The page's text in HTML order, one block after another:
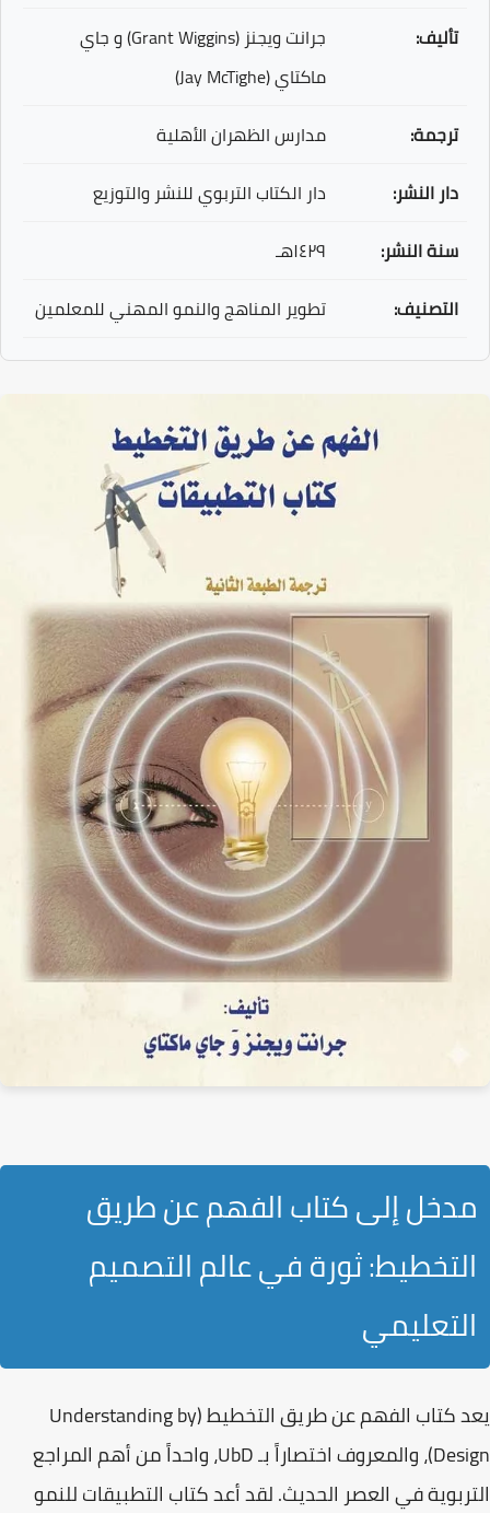
تأليف:
جرانت ويجنز (Grant Wiggins) و جاي
ماكتاي (Jay McTighe)
ترجمة:
مدارس الظهران الأهلية
دار النشر:
دار الكتاب التربوي للنشر والتوزيع
سنة النشر:
١٤٢٩هـ
التصنيف:
تطوير المناهج والنمو المهني للمعلمين
مدخل إلى كتاب الفهم عن طريق
التخطيط: ثورة في عالم التصميم
التعليمي
يعد
كتاب الفهم عن طريق التخطيط (Understanding by
Design)، والمعروف اختصاراً بـUbD، واحداً من أهم المراجع
التربوية في العصر الحديث. لقد أعدكتاب التطبيقات للنمو